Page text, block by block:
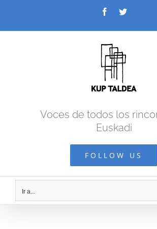
FacebookTwitter
Voces de todos los
Euskadi
FOLLOW US
Ir a...